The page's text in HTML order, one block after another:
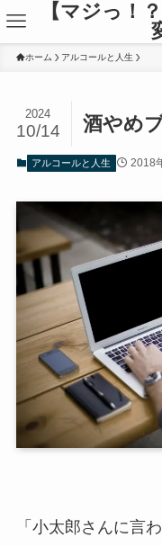
【マジっ！
ホーム アルコールと人生
酒やめ
2024
10/14
アルコールと人生 2018
「小太郎さんに言